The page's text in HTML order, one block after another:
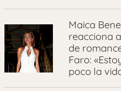
Maica
reacciona
de
Faro:
poco la